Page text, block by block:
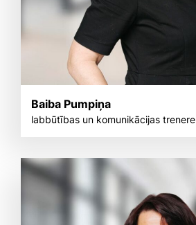
Baiba Pumpiņa
labbūtības un komunikācijas trenere